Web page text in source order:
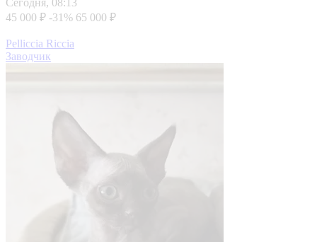
45 000 ₽ -31% 65 000 ₽
Pelliccia Riccia
Заводчик